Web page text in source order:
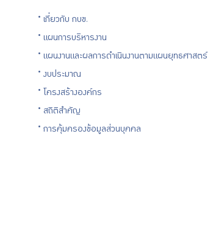
เกี่ยวกับ กบข.
แผนการบริหารงาน
แผนงานและผลการดำเนินงานตามแผนยุทธศาสตร์
งบประมาณ
โครงสร้างองค์กร
สถิติสำคัญ
การคุ้มครองข้อมูลส่วนบุคคล